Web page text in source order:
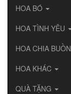
HOA BÓ
HOA TÌNH YÊU
HOA CHIA BUỒN
HOA KHÁC
QUÀ TẶNG